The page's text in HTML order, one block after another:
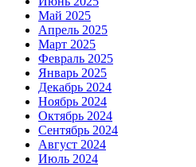
Май 2025
Апрель 2025
Март 2025
Февраль 2025
Январь 2025
Декабрь 2024
Ноябрь 2024
Октябрь 2024
Сентябрь 2024
Август 2024
Июль 2024